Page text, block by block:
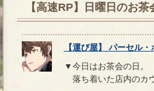
【高速RP】日曜日のお
【運び屋】 パーセル・
▼今日はお茶会の日。
落ち着いた店内のカ